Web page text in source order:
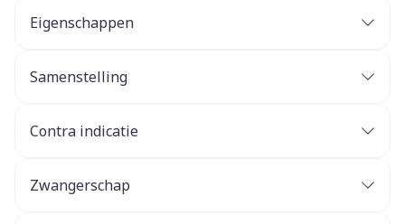
Eigenschappen
Samenstelling
Contra indicatie
Zwangerschap